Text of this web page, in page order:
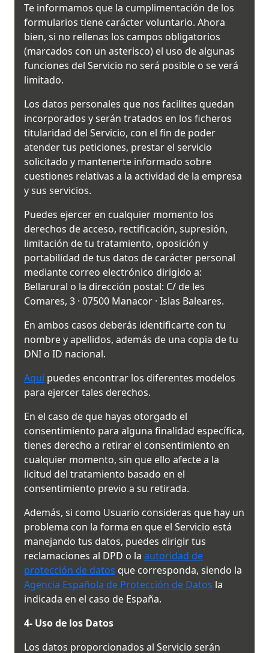
Te informamos que la cumplimentación de los
formularios tiene carácter voluntario. Ahora
bien, si no rellenas los campos obligatorios
(marcados con un asterisco) el uso de algunas
funciones del Servicio no será posible o se verá
limitado.
Los datos personales que nos facilites quedan
incorporados y serán tratados en los ficheros
titularidad del Servicio, con el fin de poder
atender tus peticiones, prestar el servicio
solicitado y mantenerte informado sobre
cuestiones relativas a la actividad de la empresa
y sus servicios.
Puedes ejercer en cualquier momento los
derechos de acceso, rectificación, supresión,
limitación de tu tratamiento, oposición y
portabilidad de tus datos de carácter personal
mediante correo electrónico dirigido a:
Bellarural o la dirección postal: C/ de les
Comares, 3 · 07500 Manacor · Islas Baleares.
En ambos casos deberás identificarte con tu
nombre y apellidos, además de una copia de tu
DNI o ID nacional.
Aquí puedes encontrar los diferentes modelos
para ejercer tales derechos.
En el caso de que hayas otorgado el
consentimiento para alguna finalidad específica,
tienes derecho a retirar el consentimiento en
cualquier momento, sin que ello afecte a la
licitud del tratamiento basado en el
consentimiento previo a su retirada.
Además, si como Usuario consideras que hay un
problema con la forma en que el Servicio está
manejando tus datos, puedes dirigir tus
reclamaciones al DPD o la autoridad de
protección de datos que corresponda, siendo la
Agencia Española de Protección de Datos la
indicada en el caso de España.
4- Uso de los Datos
Los datos proporcionados al Servicio serán